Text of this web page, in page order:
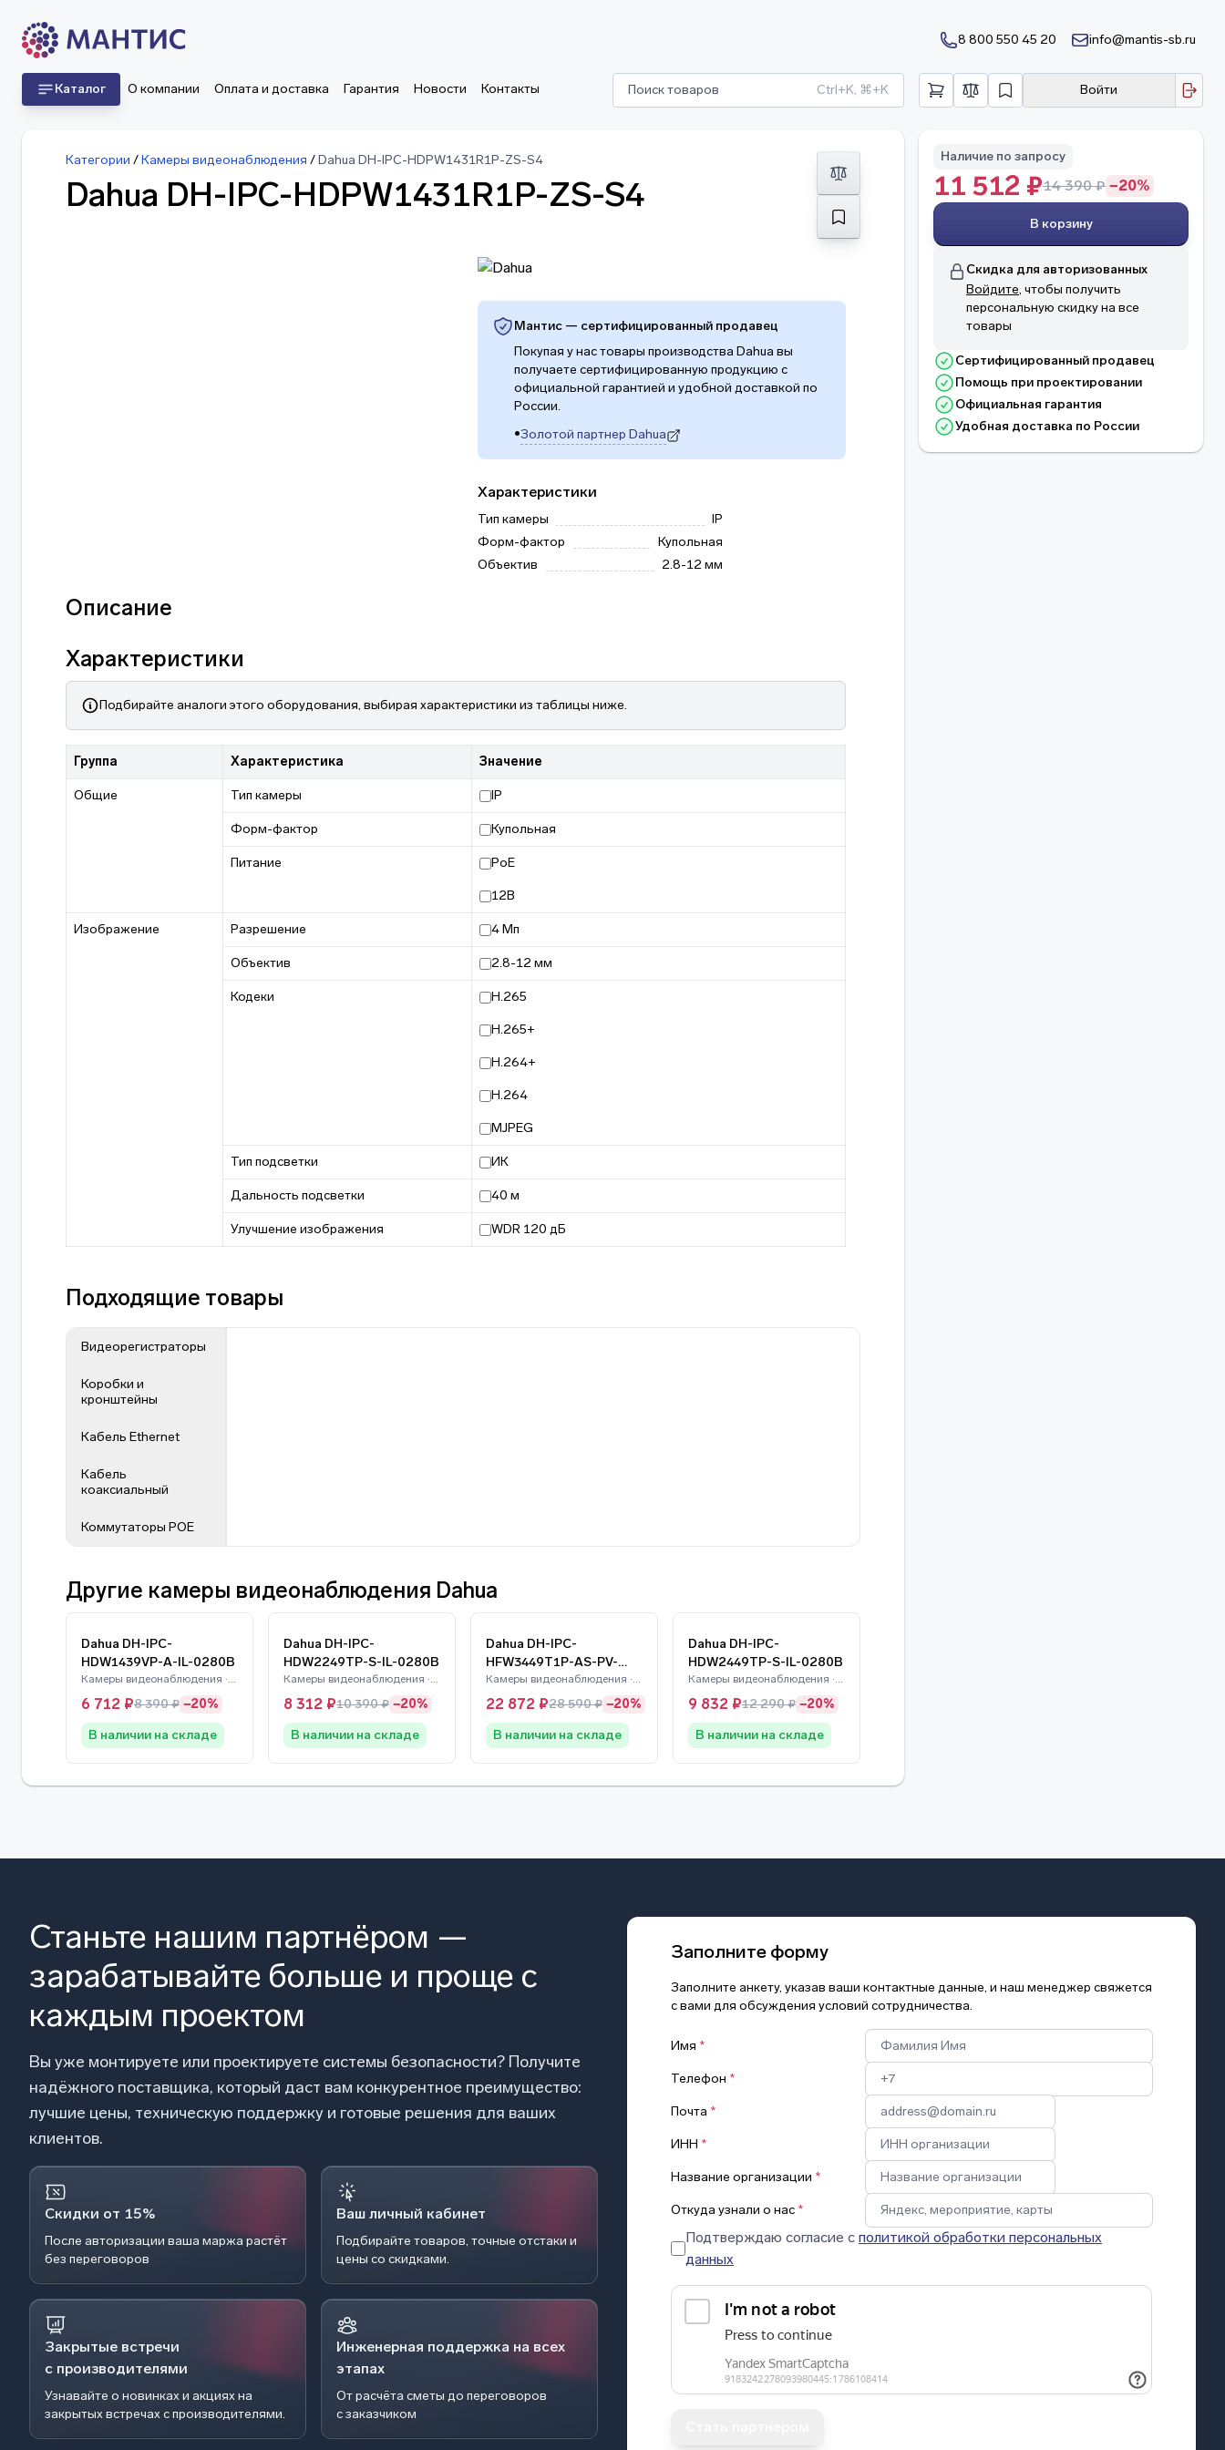
8 800 550 45 20 info@mantis-sb.ru
Каталог О компании Оплата и доставка Гарантия Новости Контакты Поиск товаров Ctrl+K, ⌘+K Войти
Категории /Камеры видеонаблюдения /Dahua DH-IPC-HDPW1431R1P-ZS-S4
Dahua DH-IPC-HDPW1431R1P-ZS-S4
Мантис — сертифицированный продавец
Покупая у нас товары производства Dahua вы
получаете сертифицированную продукцию с
официальной гарантией и удобной доставкой по
России.
•Золотой партнер Dahua
(откроется в новой вкладке)
Характеристики
Тип камеры
IP
Форм-фактор
Купольная
Объектив
2.8-12 мм
Описание
Характеристики
Подбирайте аналоги этого оборудования, выбирая характеристики из таблицы ниже.
Группа Характеристика Значение
Общие Тип камеры IP
Форм-фактор Купольная
Питание PoE
12В
Изображение Разрешение 4 Мп
Объектив 2.8-12 мм
Кодеки H.265
H.265+
H.264+
H.264
MJPEG
Тип подсветки ИК
Дальность подсветки 40 м
Улучшение изображения WDR 120 дБ
Подходящие товары
Видеорегистраторы
Коробки и
кронштейны
Кабель Ethernet
Кабель
коаксиальный
Коммутаторы POE
Другие камеры видеонаблюдения Dahua
Dahua DH-IPC-
HDW1439VP-A-IL-0280B
Камеры видеонаблюдения · Dahua
6 712 ₽8 390 ₽ −20%
В наличии на складе
Dahua DH-IPC-
HDW2249TP-S-IL-0280B
Камеры видеонаблюдения · Dahua
8 312 ₽10 390 ₽ −20%
В наличии на складе
Dahua DH-IPC-
HFW3449T1P-AS-PV-
0280B-S5
Камеры видеонаблюдения · Dahua
22 872 ₽28 590 ₽ −20%
В наличии на складе
Dahua DH-IPC-
HDW2449TP-S-IL-0280B
Камеры видеонаблюдения · Dahua
9 832 ₽12 290 ₽ −20%
В наличии на складе
Наличие по запросу
11 512 ₽14 390 ₽ −20%
В корзину
Скидка для авторизованных
Войдите, чтобы получить
персональную скидку на все
товары
Сертифицированный продавец
Помощь при проектировании
Официальная гарантия
Удобная доставка по России
Станьте нашим партнёром —
зарабатывайте больше и проще с
каждым проектом
Вы уже монтируете или проектируете системы безопасности? Получите
надёжного поставщика, который даст вам конкурентное преимущество:
лучшие цены, техническую поддержку и готовые решения для ваших
клиентов.
Скидки от 15%
После авторизации ваша маржа растёт
без переговоров
Ваш личный кабинет
Подбирайте товаров, точные отстаки и
цены со скидками.
Закрытые встречи
с производителями
Узнавайте о новинках и акциях на
закрытых встречах с производителями.
Инженерная поддержка на всех
этапах
От расчёта сметы до переговоров
с заказчиком
Заполните форму
Заполните анкету, указав ваши контактные данные, и наш менеджер свяжется
с вами для обсуждения условий сотрудничества.
Имя *
Телефон *
Почта *
ИНН *
Название организации *
Откуда узнали о нас *
Подтверждаю согласие с политикой обработки персональных
данных